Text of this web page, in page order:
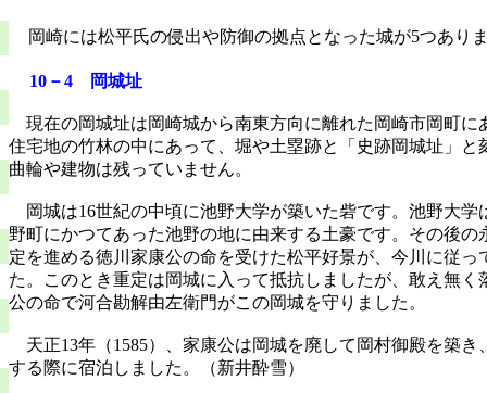
岡崎には松平氏の侵出や防御の拠点となった城が5つあり
10 －4 岡城址
現在の岡城址は岡崎城から南東方向に離れた岡崎市岡町に
住宅地の竹林の中にあって、堀や土塁跡と「史跡岡城址」と
曲輪や建物は残っていません。
岡城は16世紀の中頃に池野大学が築いた砦です。池野大学
野町にかつてあった池野の地に由来する土豪です。その後の
定を進める徳川家康公の命を受けた松平好景が、今川に従っ
た。このとき重定は岡城に入って抵抗しましたが、敢え無く
公の命で河合勘解由左衛門がこの岡城を守りました。
天正13年（1585）、家康公は岡城を廃して岡村御殿を築
する際に宿泊しました。（新井酔雪）